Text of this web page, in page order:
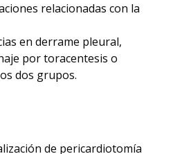
relacionadas con la
en derrame pleural,
por toracentesis o
dos grupos.
de pericardiotomía